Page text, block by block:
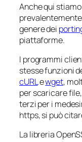
Anche qui
genere dei
piattaforme.
I programmi
stesse funzioni
cURLewget,
per scaricare
terzi per i
https, si può
La libreria